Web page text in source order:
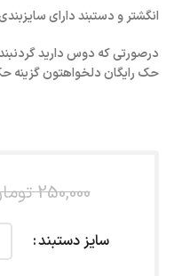
انگشتر و دستبند دارای
درصورتی که دوس دارید
حک رایگان دلخواهتون گزینه
250,000
سایز دستبند